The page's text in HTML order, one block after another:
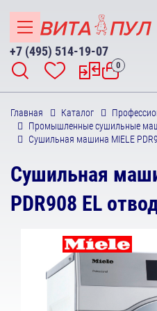
+7 (495) 514-19-07
0
Главная Каталог
Промышленные сушильные
Сушильная машина MIELE
Сушильная
PDR908 EL